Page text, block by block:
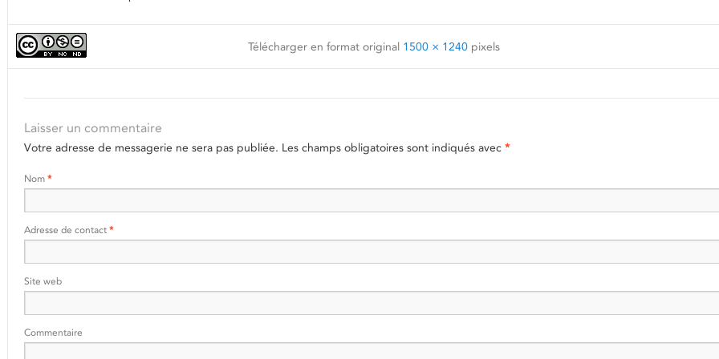
Télécharger en format original 1500 × 1240pixels
Laisser un commentaire
Votre adresse de messagerie ne sera pas publiée. Les champs obligatoires sont indiqués avec *
Nom *
Adresse de contact *
Site web
Commentaire